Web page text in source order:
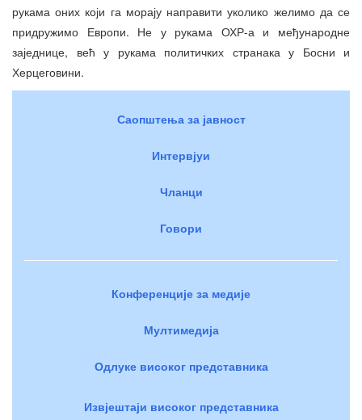
рукама оних који га морају направити уколико желимо да се
придружимо Европи. Не у рукама ОХР-а и међународне
заједнице, већ у рукама политичких странака у Босни и
Херцеговини.
Саопштења за јавност
Интервјуи
Чланци
Говори
Конференције за медије
Мултимедија
Одлуке високог представника
Извјештаји високог представника